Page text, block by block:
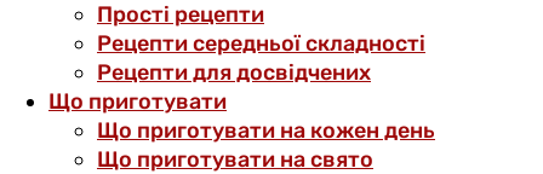
Прості рецепти
Рецепти середньої складності
Рецепти для досвідчених
Що приготувати
Що приготувати на кожен день
Що приготувати на свято